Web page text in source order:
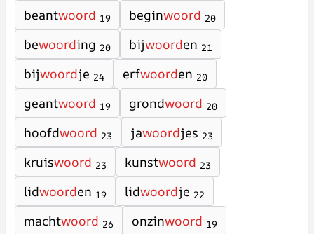
beantwoord 19 beginwoord 20
bewoording 20 bijwoorden 21
bijwoordje 24 erfwoorden 20
geantwoord 19 grondwoord 20
hoofdwoord 23 jawoordjes 23
kruiswoord 23 kunstwoord 23
lidwoorden 19 lidwoordje 22
machtwoord 26 onzinwoord 19